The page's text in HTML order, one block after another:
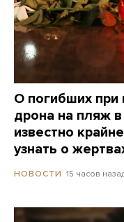
О погибших при
дрона на пляж
известно
узнать о
НОВОСТИ 15 часов